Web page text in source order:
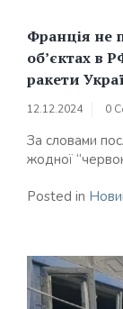
Франція не
об’єктах в
ракети
12.12.2024 0
За словами
жодної
Posted in